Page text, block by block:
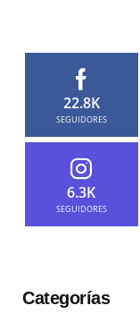
22.8K
SEGUIDORES
6.3K
SEGUIDORES
Categorías